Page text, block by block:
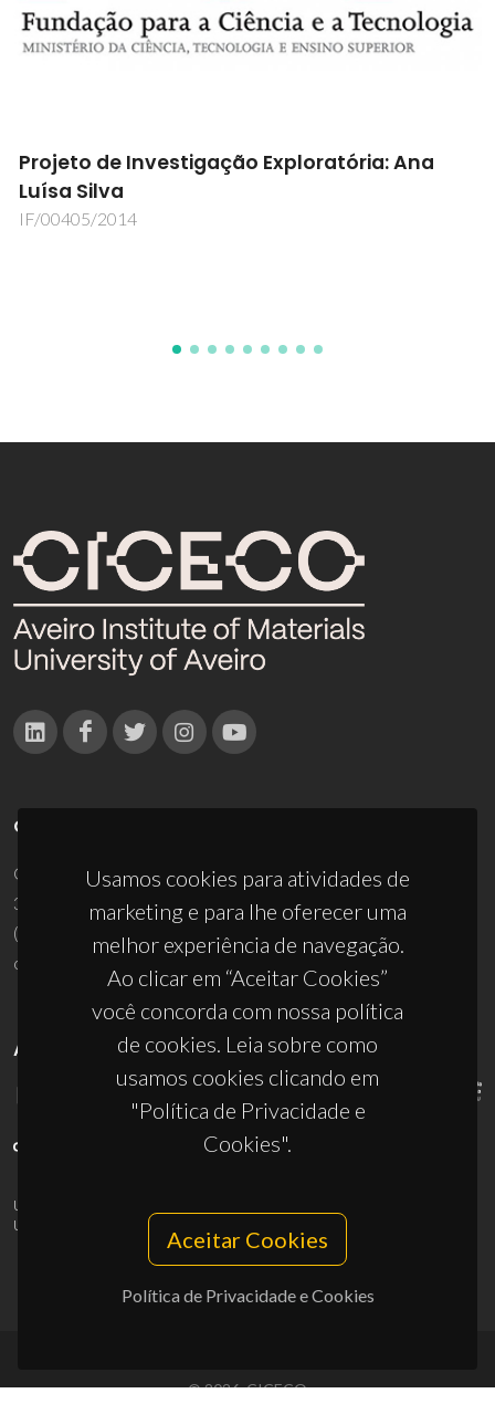
Tecnologias Inteligentes de Manufatura
Aditiva por Laser para cerâmica
LaserCer
Usamos cookies para atividades de
marketing e para lhe oferecer uma
melhor experiência de navegação.
Ao clicar em “Aceitar Cookies”
você concorda com nossa política
de cookies. Leia sobre como
usamos cookies clicando em
"Política de Privacidade e
Cookies".
Aceitar Cookies
Política de Privacidade e Cookies
CONTACTOS
Campus Universitário de Santiago
3810-193 Aveiro - Portugal
(+351) 234 370 200
ciceco@ua.pt
APOIOS
UID/PRR/50011/2025
UID/PRR2/50011/2025
10.54499/UID/PRR2/50011/2025
© 2026, CICECO